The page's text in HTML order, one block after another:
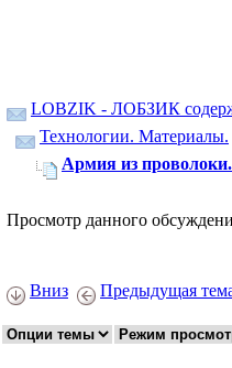
LOBZIK - ЛОБЗИК
Технологии. Материалы.
Армия из проволоки.
Просмотр данного
Вниз Предыдущая